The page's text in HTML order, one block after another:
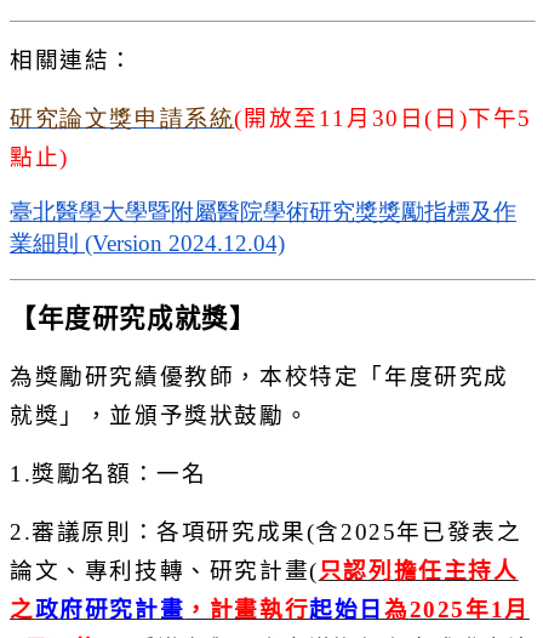
相關連結：
研究論文獎申請系統( 開放至 11 月 30 日( 日 )下午5
點止)
臺北醫學大學暨附屬醫院學術研究獎獎勵指標及作
業細則 (Version 2024.12.04)
【年度研究成就獎】
為獎勵研究績優教師，本校特定「年度研究成
就獎」， 並頒予獎狀鼓勵。
1.獎勵名額：一名
2.審議原則：各項研究成果(含2025年已發表之
論文、 專利技轉、研究計畫( 只認列擔任主持人
之政府研究計畫 ，計畫執行起始日為2025年1 月